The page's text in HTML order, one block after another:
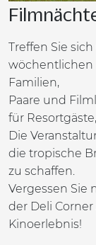
Treffen Sie
wöchentlichen
Familien,
Paare und
für
Die
die tropische
zu schaffen.
Vergessen Sie
der Deli
Kinoerlebnis!